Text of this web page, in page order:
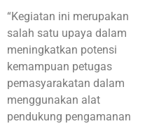
“Kegiatan ini merupakan
salah satu upaya dalam
meningkatkan potensi
kemampuan petugas
pemasyarakatan dalam
menggunakan alat
pendukung pengamanan